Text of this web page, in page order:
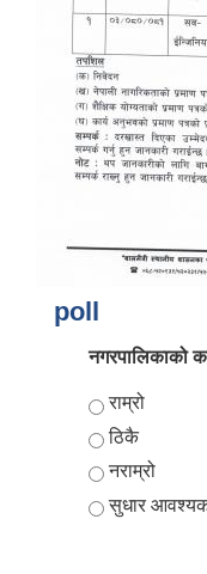
poll
नगरपालिकाको
Choices
राम्रो
ठिकै
नराम्रो
सुधार